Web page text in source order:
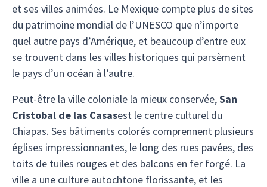
et ses villes animées. Le Mexique compte plus de sites
du patrimoine mondial de l’UNESCO que n’importe
quel autre pays d’Amérique, et beaucoup d’entre eux
se trouvent dans les villes historiques qui parsèment
le pays d’un océan à l’autre.
Peut-être la ville coloniale la mieux conservée,San
Cristobal de las Casasest le centre culturel du
Chiapas. Ses bâtiments colorés comprennent plusieurs
églises impressionnantes, le long des rues pavées, des
toits de tuiles rouges et des balcons en fer forgé. La
ville a une culture autochtone florissante, et les